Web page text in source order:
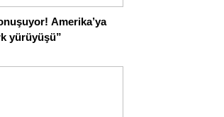
Amerika’ya
yürüyüşü”